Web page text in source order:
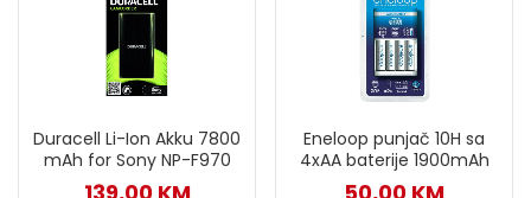
Duracell Li-Ion Akku 7800
mAh for Sony NP-F970
Eneloop punjač 10H sa
4xAA baterije 1900mAh